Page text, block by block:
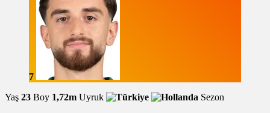
7
Yaş 23 Boy 1,72m Uyruk Sezon